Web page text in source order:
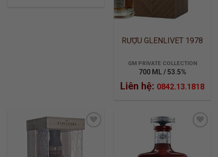
RƯỢU GLENLIVET 1978
GM PRIVATE COLLECTION
700 ML / 53.5%
Liên hệ: 0842.13.1818
ADD TO